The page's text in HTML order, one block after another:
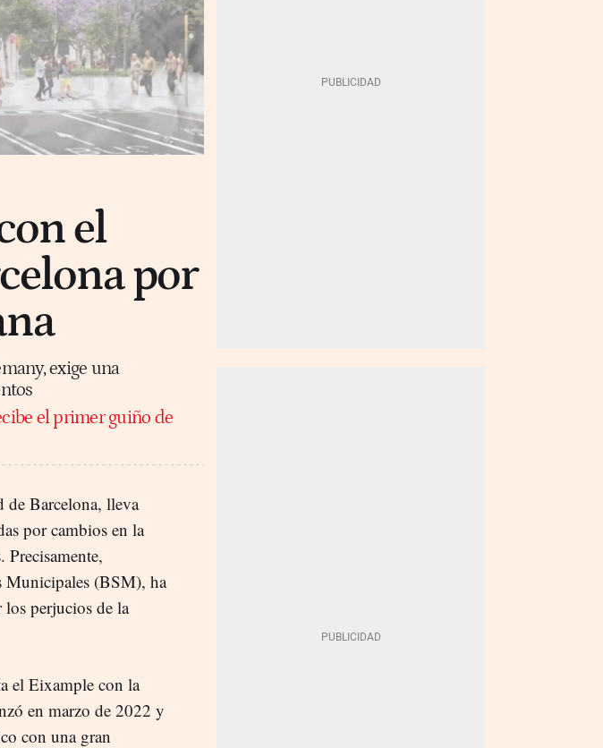
el
por
exige una
el primer guiño de
de Barcelona, lleva
por cambios en la
Municipales (BSM), ha
perjucios de la
el Eixample con la
en marzo de 2022 y
con una gran